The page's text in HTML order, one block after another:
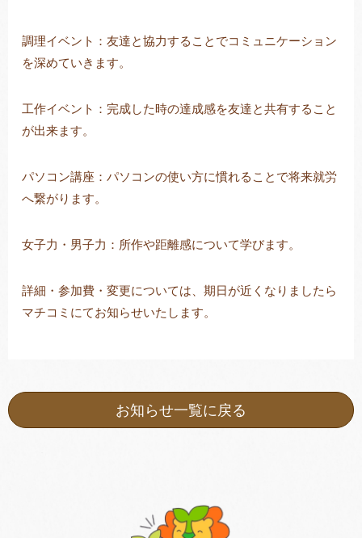
調理イベント：友達と協力することでコミュニケーション
を深めていきます。
工作イベント：完成した時の達成感を友達と共有すること
が出来ます。
パソコン講座：パソコンの使い方に慣れることで将来就労
へ繋がります。
女子力・男子力：所作や距離感について学びます。
詳細・参加費・変更については、期日が近くなりましたら
マチコミにてお知らせいたします。
お知らせ一覧に戻る